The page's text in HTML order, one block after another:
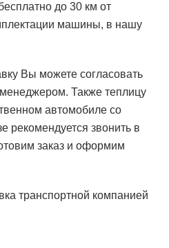
до 30 км от
машины, в нашу
Вы можете согласовать
Также теплицу
автомобиле со
рекомендуется звонить в
заказ и оформим
транспортной компанией